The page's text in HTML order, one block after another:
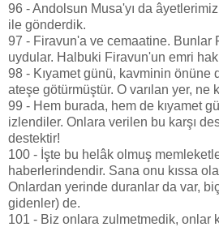
96 - Andolsun Musa'yı da
ile gönderdik.
97 - Firavun'a ve cemaatine. Bunlar
uydular. Halbuki Firavun'un emri
98 - Kıyamet günü, kavminin önüne
ateşe götürmüştür. O varılan yer, ne
99 - Hem burada, hem de kıyamet
izlendiler. Onlara verilen bu karşı
destektir!
100 - İşte bu helâk olmuş
haberlerindendir. Sana onu kıssa
Onlardan yerinde duranlar da var,
gidenler) de.
101 - Biz onlara zulmetmedik, onlar